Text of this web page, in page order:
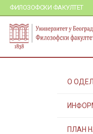
ФИЛОЗОФСКИ ФАКУЛТЕТ
О
ПЛАН